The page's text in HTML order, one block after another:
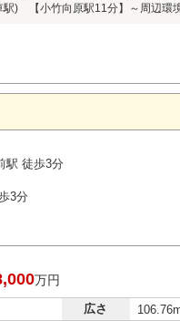
駅) 【小竹向原駅11分】～周辺環
駅 徒歩3分
3分
万円
広さ